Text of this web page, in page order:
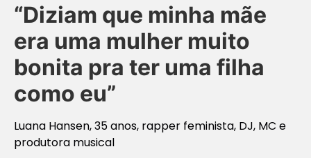
“Diziam que minha mãe
era uma mulher muito
bonita pra ter uma filha
como eu”
Luana Hansen, 35 anos, rapper feminista, DJ, MC e
produtora musical